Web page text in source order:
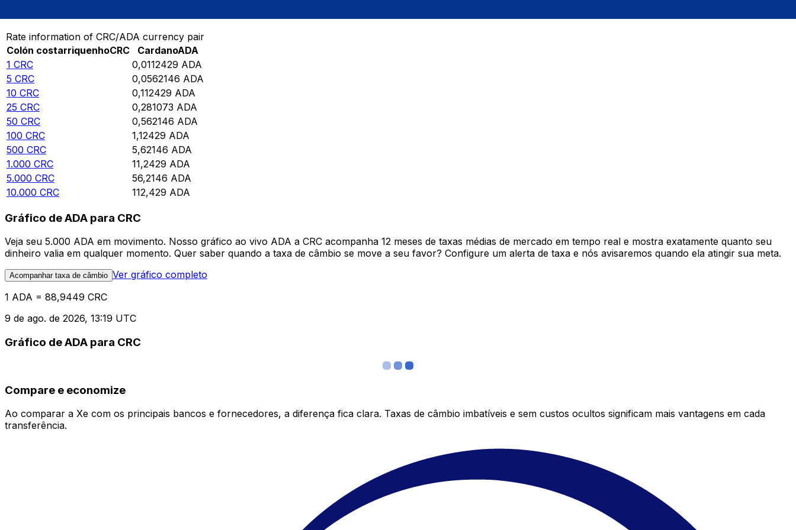
Rate information of CRC/ADA currency pair
Colón costarriquenhoCRC CardanoADA
1 CRC 0,0112429 ADA
5 CRC 0,0562146 ADA
10 CRC 0,112429 ADA
25 CRC 0,281073 ADA
50 CRC 0,562146 ADA
100 CRC 1,12429 ADA
500 CRC 5,62146 ADA
1.000 CRC 11,2429 ADA
5.000 CRC 56,2146 ADA
10.000 CRC 112,429 ADA
Gráfico de ADA para CRC
Veja seu 5.000 ADA em movimento. Nosso gráfico ao vivo ADA a CRC acompanha 12 meses de taxas médias de mercado em tempo real e mostra exatamente quanto seu
dinheiro valia em qualquer momento. Quer saber quando a taxa de câmbio se move a seu favor? Configure um alerta de taxa e nós avisaremos quando ela atingir sua meta.
Acompanhar taxa de câmbio Ver gráfico completo
1 ADA = 88,9449 CRC
9 de ago. de 2026, 13:19 UTC
Gráfico de ADA para CRC
Compare e economize
Ao comparar a Xe com os principais bancos e fornecedores, a diferença fica clara. Taxas de câmbio imbatíveis e sem custos ocultos significam mais vantagens em cada
transferência.